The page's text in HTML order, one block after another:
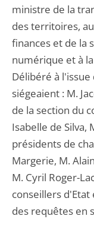
ministre de la
des territoires,
finances et de la
numérique et à
Délibéré à l'issue
siégeaient : M.
de la section du
Isabelle de Silva,
présidents de
Margerie, M.
M. Cyril Roger-
conseillers
des requêtes en